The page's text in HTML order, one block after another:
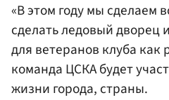
«В этом году мы сделаем
сделать ледовый дворец
для ветеранов клуба как
команда ЦСКА будет
жизни города, страны.